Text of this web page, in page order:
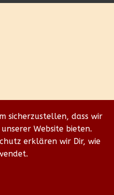
sicherzustellen, dass wir
Website bieten.
erklären wir Dir, wie